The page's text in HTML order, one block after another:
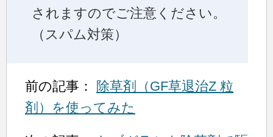
されますのでご注意ください。
（スパム対策）
前の記事： 除草剤（GF草退治Z 粒
剤）を使ってみた